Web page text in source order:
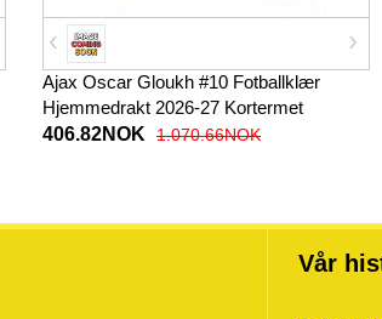
Ajax Oscar Gloukh #10 Fotballklær
Hjemmedrakt 2026-27 Kortermet
406.82NOK
1.070.66NOK
Vår